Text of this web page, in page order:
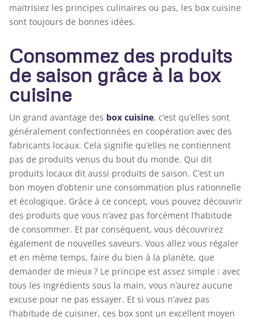
maitrisiez les principes culinaires ou pas, les box cuisine
sont toujours de bonnes idées.
Consommez des produits
de saison grâce à la box
cuisine
Un grand avantage des box cuisine, c’est qu’elles sont
généralement confectionnées en coopération avec des
fabricants locaux. Cela signifie qu’elles ne contiennent
pas de produits venus du bout du monde. Qui dit
produits locaux dit aussi produits de saison. C’est un
bon moyen d’obtenir une consommation plus rationnelle
et écologique. Grâce à ce concept, vous pouvez découvrir
des produits que vous n’avez pas forcément l’habitude
de consommer. Et par conséquent, vous découvrirez
également de nouvelles saveurs. Vous allez vous régaler
et en même temps, faire du bien à la planète, que
demander de mieux ? Le principe est assez simple : avec
tous les ingrédients sous la main, vous n’aurez aucune
excuse pour ne pas essayer. Et si vous n’avez pas
l’habitude de cuisiner, ces box sont un excellent moyen